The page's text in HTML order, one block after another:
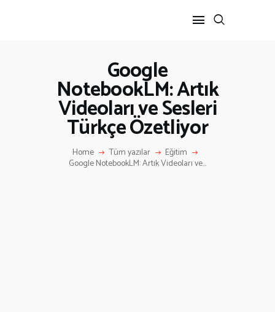
Google
NotebookLM: Artık
Videoları ve Sesleri
Türkçe Özetliyor
Home Tüm yazılar Eğitim
Google NotebookLM: Artık Videoları ve...
ANA SAYFA
HAKKIMIZDA
İLETIŞIM